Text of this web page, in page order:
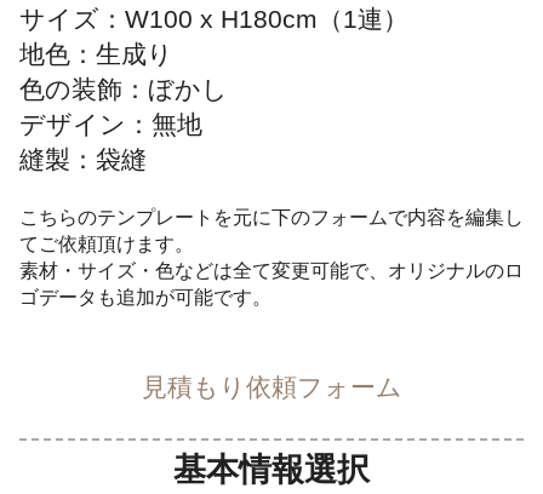
サイズ：W100 x H180cm（1連）
地色：生成り
色の装飾：ぼかし
デザイン：無地
縫製：袋縫
こちらのテンプレートを元に下のフォームで内容を編集し
てご依頼頂けます。
素材・サイズ・色などは全て変更可能で、オリジナルのロ
ゴデータも追加が可能です。
見積もり依頼フォーム
基本情報選択